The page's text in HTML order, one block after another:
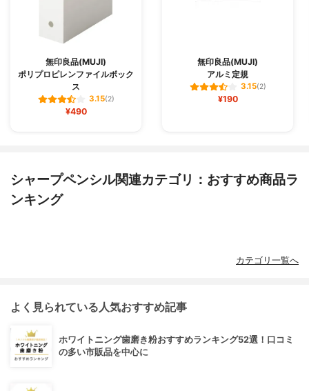
無印良品(MUJI)
ポリプロピレンファイルボック
ス
3.15(2)
¥490
無印良品(MUJI)
アルミ定規
3.15(2)
¥190
シャープペンシル関連カテゴリ：おすすめ商品ラ
ンキング
カテゴリ一覧へ
よく見られている人気おすすめ記事
ホワイトニング歯磨き粉おすすめランキング52選！口コミ
の多い市販品を中心に